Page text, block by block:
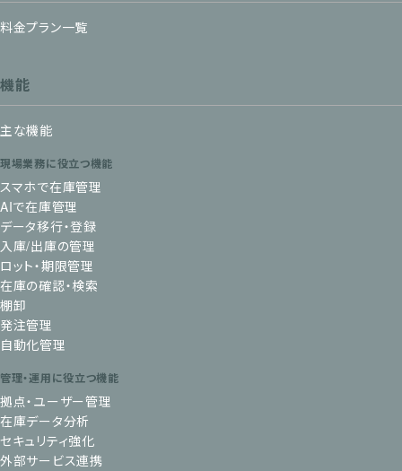
料金プラン一覧
機能
主な機能
現場業務に役立つ機能
スマホで在庫管理
AIで在庫管理
データ移行・登録
入庫/出庫の管理
ロット・期限管理
在庫の確認・検索
棚卸
発注管理
自動化管理
管理・運用に役立つ機能
拠点・ユーザー管理
在庫データ分析
セキュリティ強化
外部サービス連携